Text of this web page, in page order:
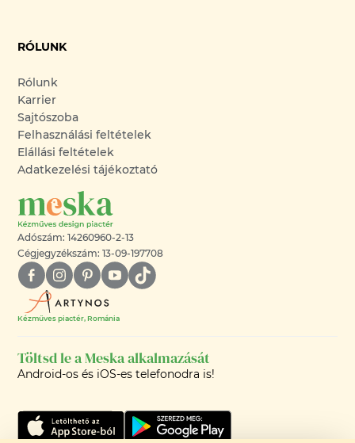
RÓLUNK
Rólunk
Karrier
Sajtószoba
Felhasználási feltételek
Elállási feltételek
Adatkezelési tájékoztató
Adószám: 14260960-2-13
Cégjegyzékszám: 13-09-197708
Kézműves piactér, Románia
Töltsd le a Meska alkalmazását
Android-os és iOS-es telefonodra is!